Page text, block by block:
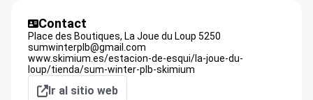
Contact
Place des Boutiques, La Joue du Loup 5250
sumwinterplb@gmail.com
www.skimium.es/estacion-de-esqui/la-joue-du-
loup/tienda/sum-winter-plb-skimium
Ir al sitio web